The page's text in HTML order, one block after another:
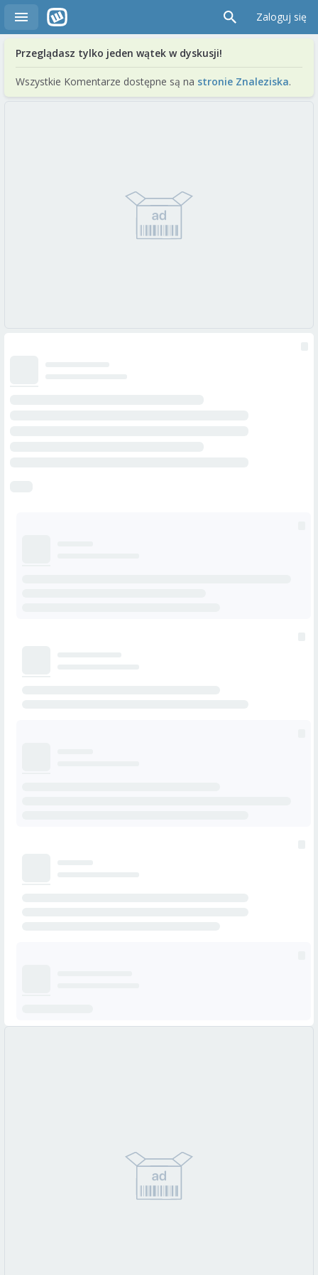
Zaloguj się
Przeglądasz tylko jeden wątek w dyskusji!
Wszystkie Komentarze dostępne są na stronie Znaleziska.